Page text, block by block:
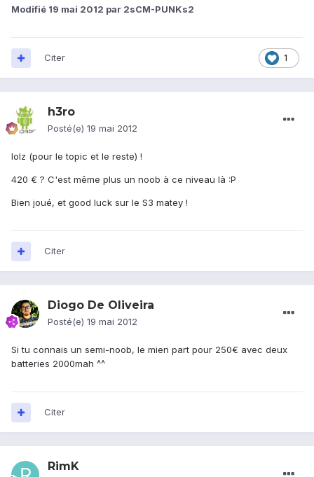
Modifié 19 mai 2012 par 2sCM-PUNKs2
1
Citer
h3ro
Posté(e) 19 mai 2012
lolz (pour le topic et le reste) !
420 € ? C'est même plus un noob à ce niveau là :P
Bien joué, et good luck sur le S3 matey !
Citer
Diogo De Oliveira
Posté(e) 19 mai 2012
Si tu connais un semi-noob, le mien part pour 250€ avec deux
batteries 2000mah ^^
Citer
RimK